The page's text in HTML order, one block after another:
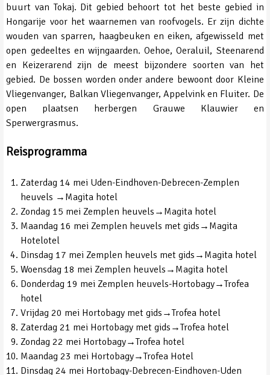
buurt van Tokaj. Dit gebied behoort tot het beste gebied in
Hongarije voor het waarnemen van roofvogels. Er zijn dichte
wouden van sparren, haagbeuken en eiken, afgewisseld met
open gedeeltes en wijngaarden. Oehoe, Oeraluil, Steenarend
en Keizerarend zijn de meest bijzondere soorten van het
gebied. De bossen worden onder andere bewoont door Kleine
Vliegenvanger, Balkan Vliegenvanger, Appelvink en Fluiter. De
open plaatsen herbergen Grauwe Klauwier en
Sperwergrasmus.
Reisprogramma
Zaterdag 14 mei Uden-Eindhoven-Debrecen-Zemplen
heuvels →Magita hotel
Zondag 15 mei Zemplen heuvels→Magita hotel
Maandag 16 mei Zemplen heuvels met gids→Magita
Hotelotel
Dinsdag 17 mei Zemplen heuvels met gids→Magita hotel
Woensdag 18 mei Zemplen heuvels→Magita hotel
Donderdag 19 mei Zemplen heuvels-Hortobagy→Trofea
hotel
Vrijdag 20 mei Hortobagy met gids→Trofea hotel
Zaterdag 21 mei Hortobagy met gids→Trofea hotel
Zondag 22 mei Hortobagy→Trofea hotel
Maandag 23 mei Hortobagy→Trofea Hotel
Dinsdag 24 mei Hortobagy-Debrecen-Eindhoven-Uden